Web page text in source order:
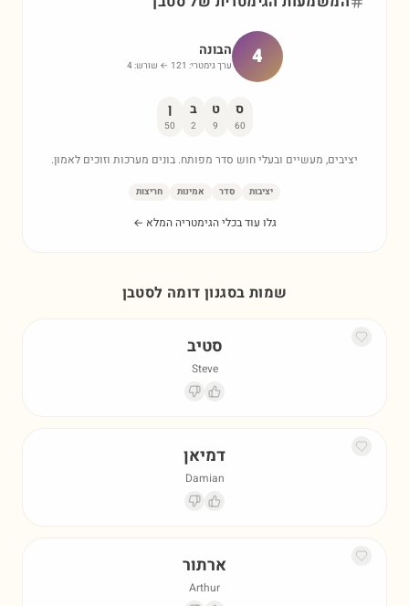
4 הבונה
ערך גימטרי: 121 ← שורש: 4
ס
60
ט
9
ב
2
ן
50
יציבים, מעשיים ובעלי חוש סדר מפותח. בונים מערכות וזוכים לאמון.
יציבות סדר אמינות חריצות
גלו עוד בכלי הגימטריה המלא ←
שמות בסגנון דומה לסטבן
סטיב
Steve
דמיאן
Damian
ארתור
Arthur